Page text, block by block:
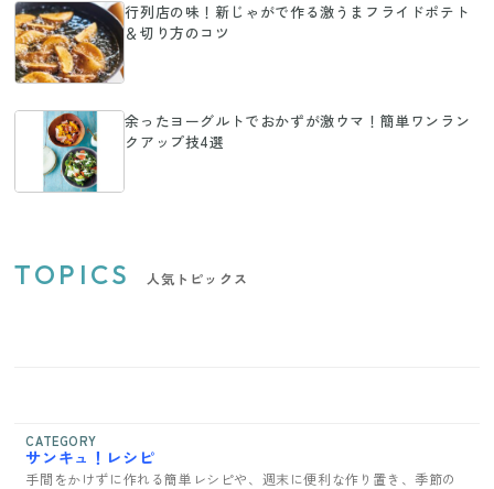
行列店の味！新じゃがで作る激うまフライドポテト
＆切り方のコツ
余ったヨーグルトでおかずが激ウマ！簡単ワンラン
クアップ技4選
TOPICS 人気トピックス
CATEGORY
サンキュ！レシピ
手間をかけずに作れる簡単レシピや、週末に便利な作り置き、季節の